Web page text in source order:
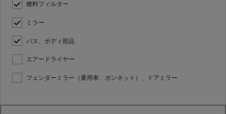
燃料フィルター
ミラー
バス、ボディ部品
エアードライヤー
フェンダーミラー（乗用車、ボンネット）、ドアミラー